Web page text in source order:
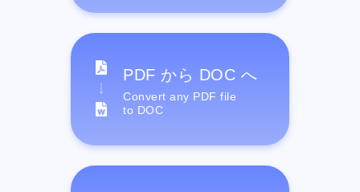
PDF から DOC へ
Convert any PDF file
to DOC